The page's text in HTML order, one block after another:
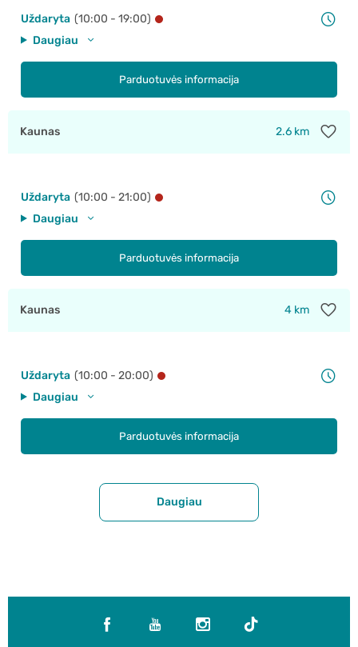
Uždaryta (10:00 - 19:00)
Daugiau
Parduotuvės informacija
Kaunas 2.6 km
Uždaryta (10:00 - 21:00)
Daugiau
Parduotuvės informacija
Kaunas 4 km
Uždaryta (10:00 - 20:00)
Daugiau
Parduotuvės informacija
Daugiau